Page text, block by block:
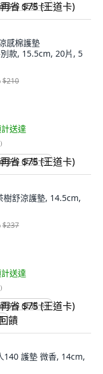
$75 (王道卡)
感棉護墊
款, 15.5cm, 20片, 5
$210
送達
)
$75 (王道卡)
樹舒涼護墊, 14.5cm,
$237
送達
)
$75 (王道卡)
140 護墊 微香, 14cm,